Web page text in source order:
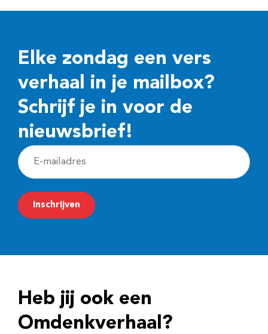
Elke zondag een vers
verhaal in je mailbox?
Schrijf je in voor de
nieuwsbrief!
E
-
m
a
r
e
Inschrijven
Heb jij ook een
Omdenkverhaal?